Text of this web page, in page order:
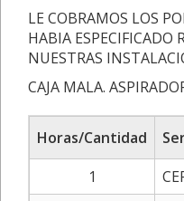
LE COBRAMOS LOS
HABIA ESPECIFICADO
NUESTRAS
CAJA MALA.
Horas/Cantidad
1